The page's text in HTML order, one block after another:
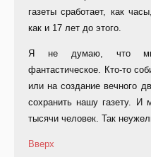
газеты сработает, как
как и 17 лет до этого.
Я не думаю, что мы
фантастическое. Кто-то
или на создание вечного
сохранить нашу газету. И
тысячи человек. Так
Вверх